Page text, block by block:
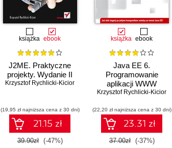
książka ebook
J2ME. Praktyczne
projekty. Wydanie II
Krzysztof Rychlicki-Kicior
(19,95 zł najniższa cena z 30 dni)
21.15 zł
39.90zł (-47%)
książka ebook
Java EE 6.
Programowanie
aplikacji WWW
Krzysztof Rychlicki-Kicior
(22,20 zł najniższa cena z 30 dni)
23.31 zł
37.00zł (-37%)